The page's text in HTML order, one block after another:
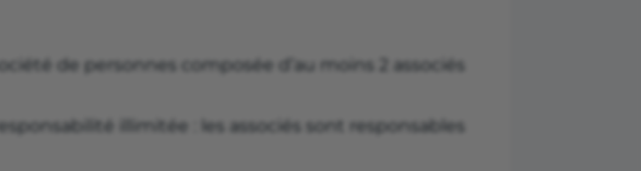
de personnes composée d’au moins 2 associés
illimitée : les associés sont responsables